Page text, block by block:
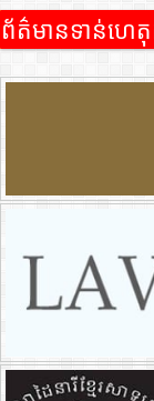
ព័ត៌មានទាន់ហេ